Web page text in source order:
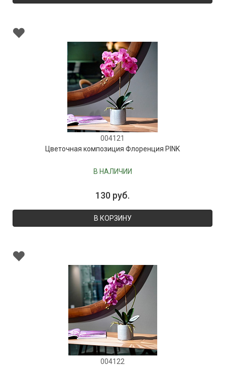
004121
Цветочная композиция Флоренция PINK
В НАЛИЧИИ
130 руб.
В КОРЗИНУ
004122